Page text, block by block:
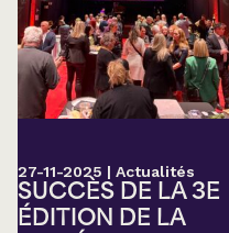
27-11-2025 | Actualités
SUCCÈS DE LA 3E
ÉDITION DE LA